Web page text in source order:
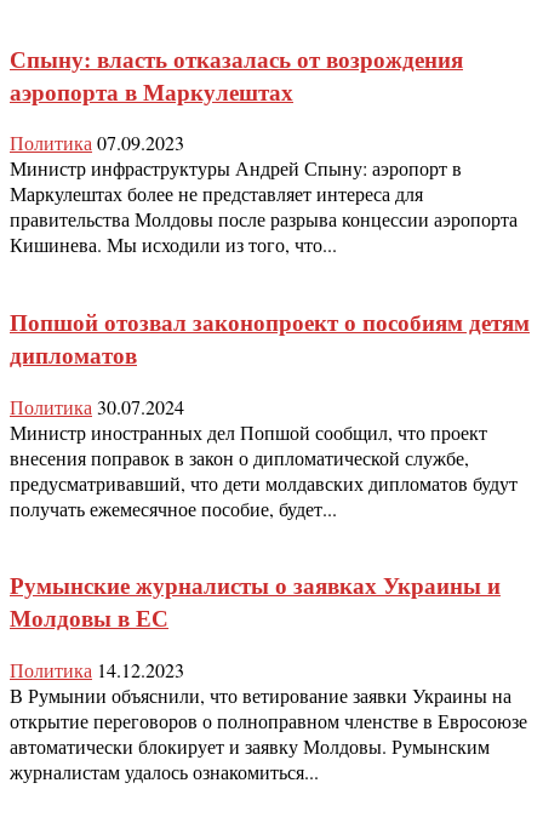
Спыну: власть отказалась от возрождения
аэропорта в Маркулештах
Политика07.09.2023
Министр инфраструктуры Андрей Спыну: аэропорт в
Маркулештах более не представляет интереса для
правительства Молдовы после разрыва концессии аэропорта
Кишинева. Мы исходили из того, что...
Попшой отозвал законопроект о пособиям детям
дипломатов
Политика 30.07.2024
Министр иностранных дел Попшой сообщил, что проект
внесения поправок в закон о дипломатической службе,
предусматривавший, что дети молдавских дипломатов будут
получать ежемесячное пособие, будет...
Румынские журналисты о заявках Украины и
Молдовы в ЕС
Политика 14.12.2023
В Румынии объяснили, что ветирование заявки Украины на
открытие переговоров о полноправном членстве в Евросоюзе
автоматически блокирует и заявку Молдовы. Румынским
журналистам удалось ознакомиться...